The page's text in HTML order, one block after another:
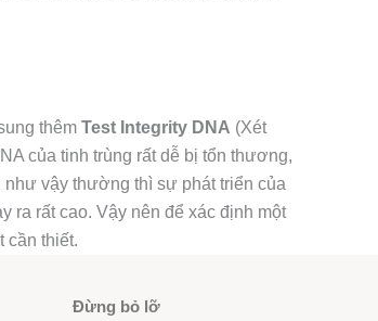
thêm Test Integrity DNA (Xét
của tinh trùng rất dễ bị tổn thương,
vậy thường thì sự phát triển của
ra rất cao. Vậy nên để xác định một
cần thiết.
Đừng bỏ lỡ